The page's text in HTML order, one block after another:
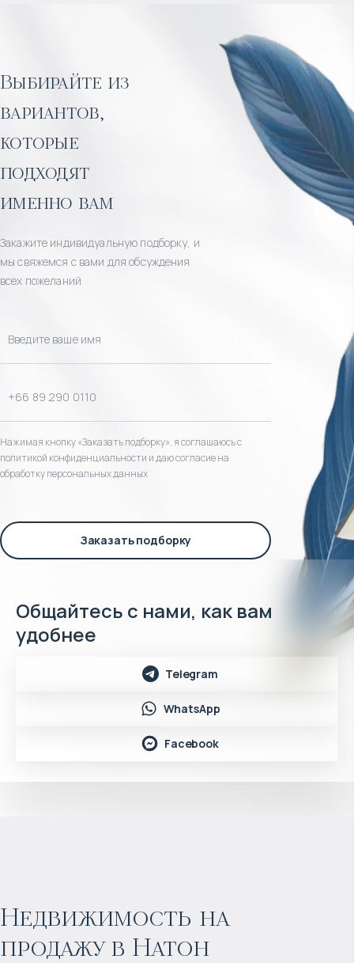
Выбирайте из
вариантов,
которые
подходят
именно вам
Закажите индивидуальную подборку, и
мы свяжемся с вами для обсуждения
всех пожеланий
Нажимая кнопку «Заказать подборку», я соглашаюсь с
политикой конфиденциальности и даю согласие на
обработку персональных данных
Заказать подборку
Общайтесь с нами, как вам
удобнее
Telegram
WhatsApp
Facebook
Недвижимость на
продажу в Натон
Прогнозируемый доход:
5% годовых